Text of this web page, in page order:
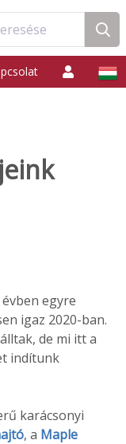
egyre
igaz 2020-ban.
de mi itt a
indítunk
karácsonyi
, a Maple